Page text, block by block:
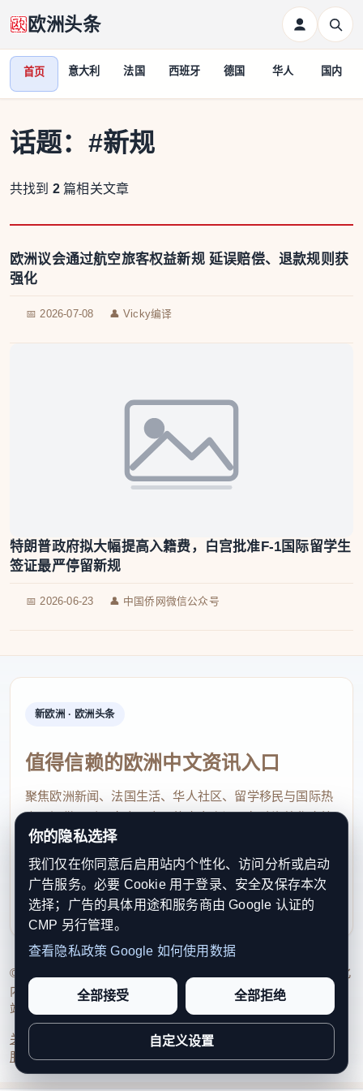
欧洲头条
首页 意大利 法国 西班牙 德国 华人 国内
话题： #新规
共找到 2 篇相关文章
欧洲议会通过航空旅客权益新规 延误赔偿、退款规则获
强化
📅 2026-07-08 👤 Vicky编译
特朗普政府拟大幅提高入籍费，白宫批准F-1国际留学生
签证最严停留新规
📅 2026-06-23 👤 中国侨网微信公众号
新欧洲 · 欧洲头条
值得信赖的欧洲中文资讯入口
聚焦欧洲新闻、法国生活、华人社区、留学移民与国际热
点，提供及时、真实、实用的中文资讯，帮助海外华人快
速了解欧洲动态。
contact@xinouzhou.com
服务支持、版权与合作：工作日优先处理站务、投稿与权
利通知
© 2026 新欧洲·欧洲头条. All Rights Reserved. 本网站持续优化
内容透明度、联系方式与用户权利说明，以提升品牌信任感和
站点完整度。
关于我们 编辑规范日期归档隐私政策
服务条款联系我们
你的隐私选择
我们仅在你同意后启用站内个性化、访问分析或启动
广告服务。必要 Cookie 用于登录、安全及保存本次
选择；广告的具体用途和服务商由 Google 认证的
CMP 另行管理。
查看隐私政策 Google 如何使用数据
全部接受 全部拒绝
自定义设置